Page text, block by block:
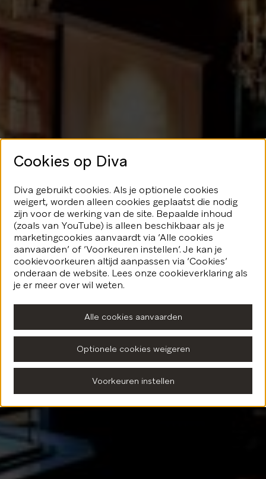
Geen glans
hier
We speelden je blijkbaar even
kwijt...Geen nood, er valt nog veel
fonkeling te ontdekken.
Terug naar de homepagina
Cookies op Diva
Diva gebruikt cookies. Als je optionele cookies
weigert, worden alleen cookies geplaatst die nodig
zijn voor de werking van de site. Bepaalde inhoud
(zoals van YouTube) is alleen beschikbaar als je
marketingcookies aanvaardt via ‘Alle cookies
aanvaarden’ of ‘Voorkeuren instellen’. Je kan je
cookievoorkeuren altijd aanpassen via ‘Cookies’
onderaan de website. Lees onze cookieverklaring als
je er meer over wil weten.
Alle cookies aanvaarden
Optionele cookies weigeren
Voorkeuren instellen